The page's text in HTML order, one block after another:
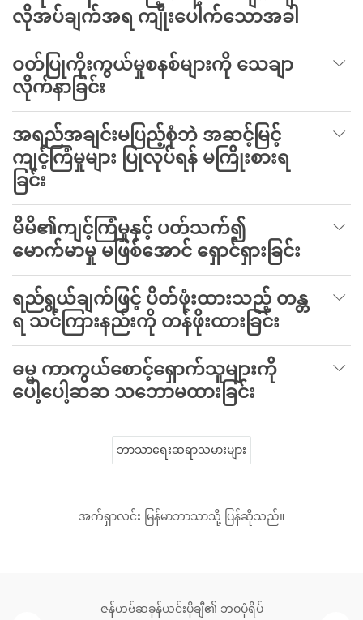
လိုအပ်ချက်အရ ကျိုးပေါက်သောအခါ
ဝတ်ပြုကိုးကွယ်မှုစနစ်များကို သေချာ
လိုက်နာခြင်း
အရည်အချင်းမပြည့်စုံဘဲ အဆင့်မြင့်
ကျင့်ကြံမှုများ ပြုလုပ်ရန် မကြိုးစားရ
ခြင်း
မိမိ၏ကျင့်ကြံမှုနှင့် ပတ်သက်၍
မောက်မာမှု မဖြစ်အောင် ရှောင်ရှားခြင်း
ရည်ရွယ်ချက်ဖြင့် ပိတ်ဖုံးထားသည့် တန္တ
ရ သင်ကြားနည်းကို တန်ဖိုးထားခြင်း
ဓမ္မ ကာကွယ်စောင့်ရှောက်သူများကို
ပေါ့ပေါ့ဆဆ သဘောမထားခြင်း
ဘာသာရေးဆရာသမားများ
အက်ရှာလင်း မြန်မာဘာသာသို့ ပြန်ဆိုသည်။
ဇန်ဟဗ်ဆခုန်ယင်းပိုချီ၏ ဘဝပုံရိပ်